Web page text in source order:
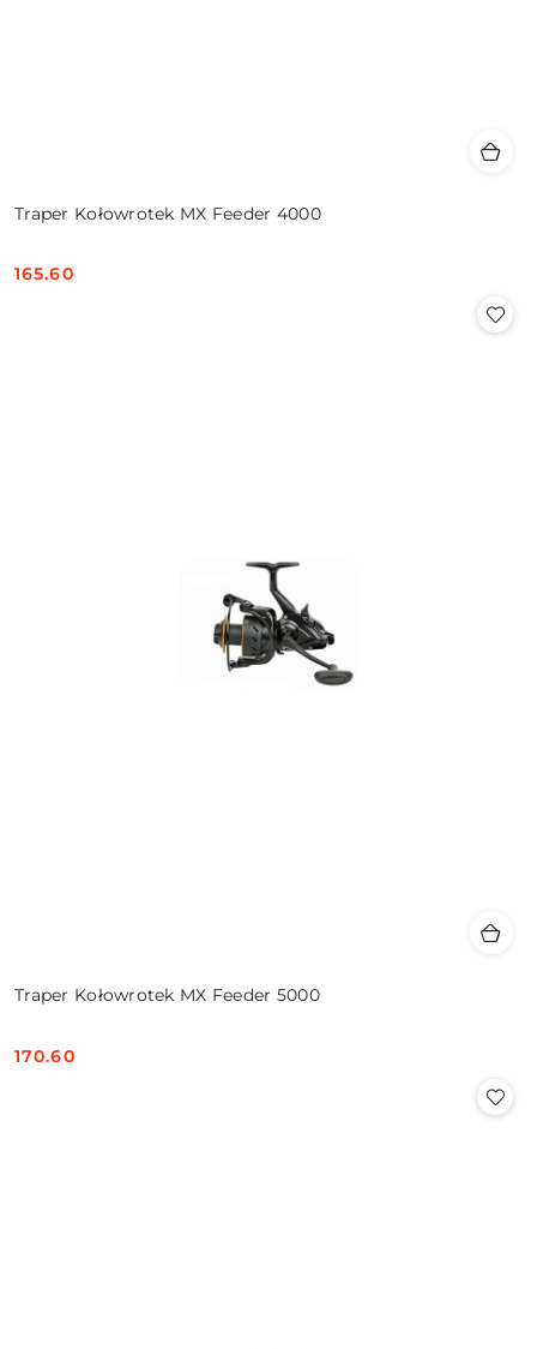
Traper Kołowrotek MX Feeder 4000
Cena:
165.60
Traper Kołowrotek MX Feeder 5000
Cena:
170.60